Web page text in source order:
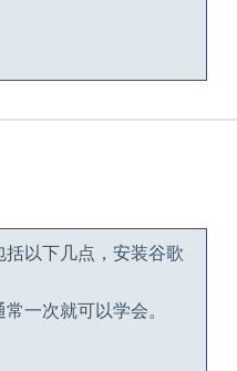
以下几点，安装谷歌
一次就可以学会。